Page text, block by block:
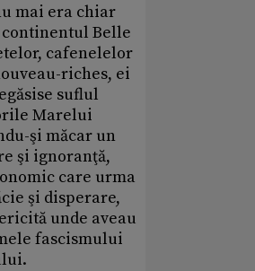
mai era chiar
Belle
cafenelelor
riches, ei
suflul
Marelui
şi măcar un
şi ignoranţă,
care urma
şi disperare,
unde aveau
fascismului